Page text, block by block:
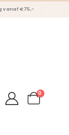
vanaf €75,-
0